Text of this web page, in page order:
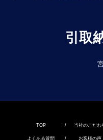
引取
TOP / 当社のこだわ
よくある質問 / お客様の声